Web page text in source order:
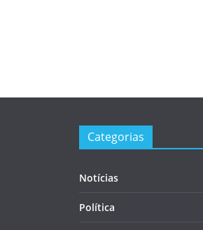
Categorias
Notícias
Política